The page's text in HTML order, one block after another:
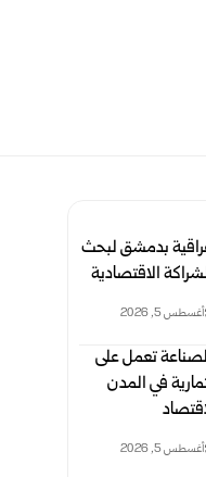
بدمشق لبحث
الاقتصادية
أغسطس 5, 2026
تعمل على
في المدن
أغسطس 5, 2026